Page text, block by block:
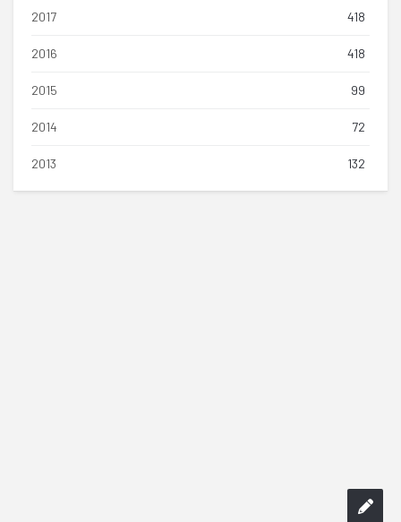
2017 418
2016 418
2015 99
2014 72
2013 132